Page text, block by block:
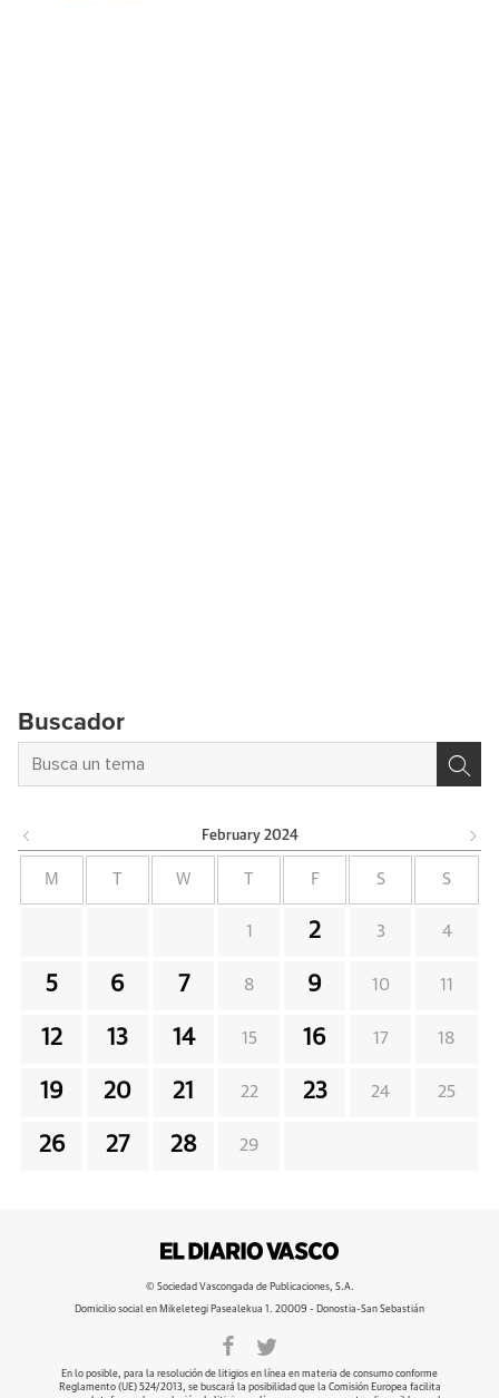
Buscador
February 2024
M W F S S
1 2 3 4
5 6 7 8 9 10 11
12 13 14 15 16 17 18
19 20 21 22 23 24 25
26 27 28 29
© Sociedad Vascongada de Publicaciones, S.A.
Domicilio social en Mikeletegi Pasealekua 1. 20009 - Donostia-San Sebastián
En lo posible, para la resolución de litigios en línea en materia de consumo conforme
Reglamento (UE) 524/2013, se buscará la posibilidad que la Comisión Europea facilita